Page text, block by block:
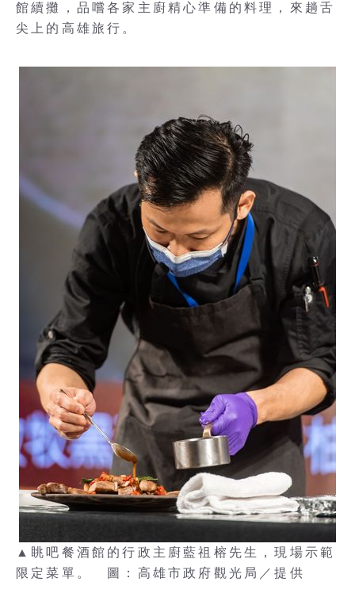
館續攤，品嚐各家主廚精心準備的料理，來趟舌
尖上的高雄旅行。
▲眺吧餐酒館的行政主廚藍祖榕先生，現場示範
限定菜單。 圖：高雄市政府觀光局／提供